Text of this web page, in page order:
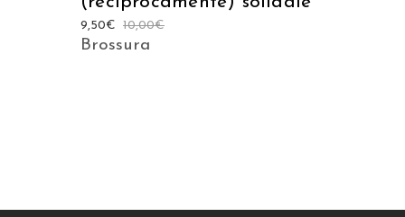
10,00€
9,50€
Brossura